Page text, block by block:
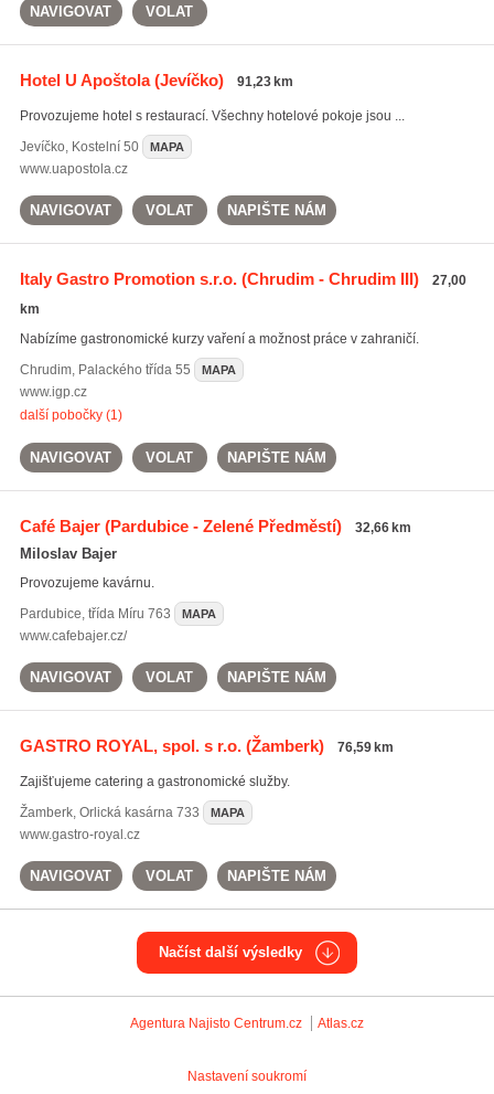
NAVIGOVAT VOLAT
Hotel U Apoštola(Jevíčko) 91,23 km
Provozujeme hotel s restaurací. Všechny hotelové pokoje jsou ...
Jevíčko, Kostelní 50 MAPA
www.uapostola.cz
NAVIGOVAT VOLAT NAPIŠTE NÁM
Italy Gastro Promotion s.r.o.(Chrudim - Chrudim III)
27,00
km
Nabízíme gastronomické kurzy vaření a možnost práce v zahraničí.
Chrudim, Palackého třída 55 MAPA
www.igp.cz
další pobočky (1)
NAVIGOVAT VOLAT NAPIŠTE NÁM
Café Bajer(Pardubice - Zelené Předměstí) 32,66 km
Miloslav Bajer
Provozujeme kavárnu.
Pardubice, třída Míru 763 MAPA
www.cafebajer.cz/
NAVIGOVAT VOLAT NAPIŠTE NÁM
GASTRO ROYAL, spol. s r.o.(Žamberk) 76,59 km
Zajišťujeme catering a gastronomické služby.
Žamberk, Orlická kasárna 733 MAPA
www.gastro-royal.cz
NAVIGOVAT VOLAT NAPIŠTE NÁM
Načíst další výsledky
Agentura Najisto Centrum.cz Atlas.cz
Nastavení soukromí